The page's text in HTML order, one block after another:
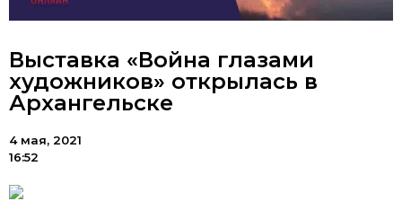
Выставка «Война глазами
художников» открылась в
Архангельске
4 мая, 2021
16:52